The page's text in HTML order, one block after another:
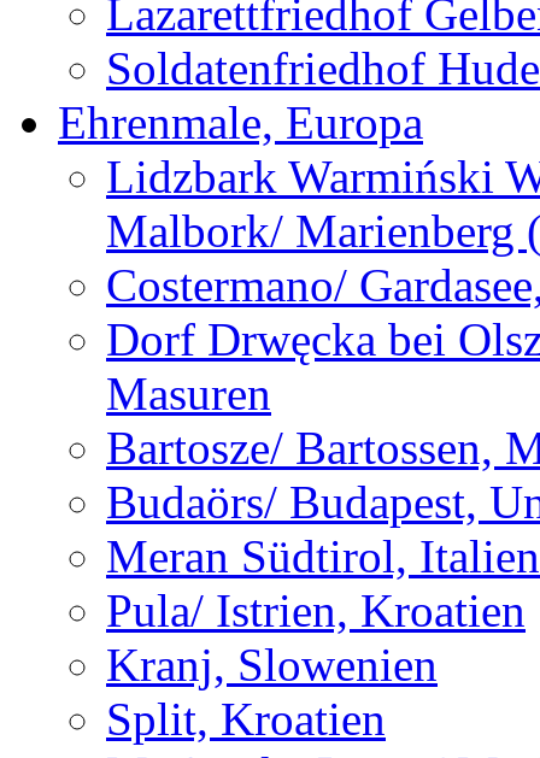
Lazarettfriedhof
Soldatenfriedhof
Ehrenmale, Europa
Lidzbark Warmiński
Malbork/ Marienberg
Costermano/
Dorf Drwęcka bei
Masuren
Bartosze/ Bartossen,
Budaörs/ Budapest,
Meran Südtirol, Italien
Pula/ Istrien, Kroatien
Kranj, Slowenien
Split, Kroatien